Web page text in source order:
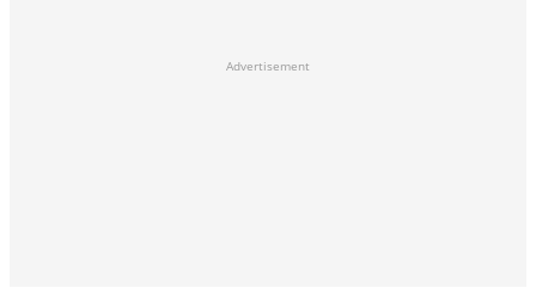
Advertisement